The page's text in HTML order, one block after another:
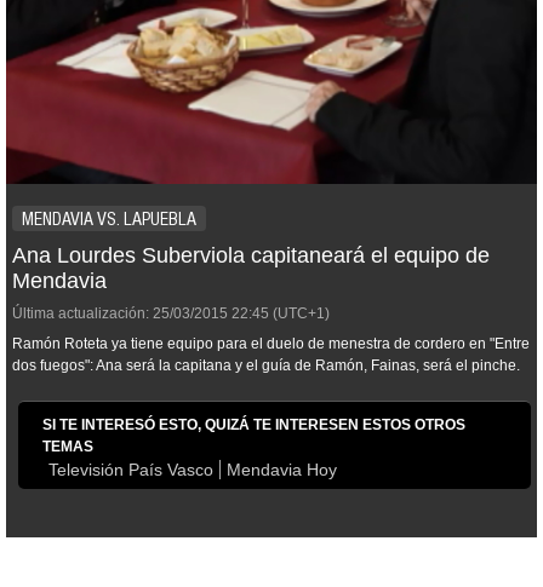
MENDAVIA VS. LAPUEBLA
Ana Lourdes Suberviola capitaneará el equipo de
Mendavia
Última actualización: 25/03/2015 22:45 (UTC+1)
Ramón Roteta ya tiene equipo para el duelo de menestra de cordero en "Entre
dos fuegos": Ana será la capitana y el guía de Ramón, Fainas, será el pinche.
SI TE INTERESÓ ESTO, QUIZÁ TE INTERESEN ESTOS OTROS
TEMAS
Televisión País Vasco Mendavia Hoy